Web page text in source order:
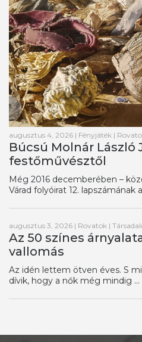
augusztus 4, 2026 | Fényjáték |
Búcsú Molnár László
festőművésztől
Még 2016 decemberében –
Várad folyóirat 12. lapszámának a
augusztus 3, 2026 | Rovatok |
Az 50 színes
vallomás
Az idén lettem ötven éves. S
dívik, hogy a nők még mindig ...